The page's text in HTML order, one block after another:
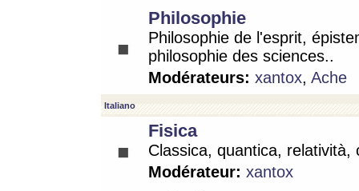
Philosophie
Philosophie de l'esprit,
philosophie des sciences..
Modérateurs: xantox, Ache
Italiano
Fisica
Classica, quantica, relatività,
Modérateur: xantox